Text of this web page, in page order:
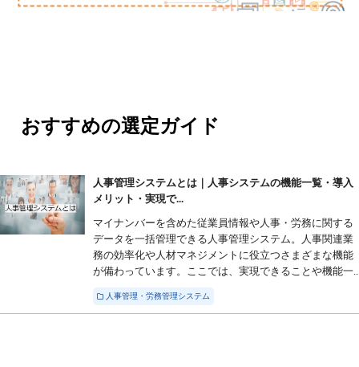
おすすめの選定ガイド
人事管理システムとは｜人事システムの機能一覧・導入
メリット・実現で...
マイナンバーを含めた従業員情報や人事・労務に関する
データを一括管理できる人事管理システム。人事関連業
務の効率化や人材マネジメントに役立つさまざまな機能
が備わっています。ここでは、実現できることや機能一
人事管理・労務管理システム